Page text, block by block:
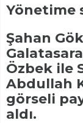
Yönetime
Şahan
Özbek ile
Abdullah
görseli
aldı.